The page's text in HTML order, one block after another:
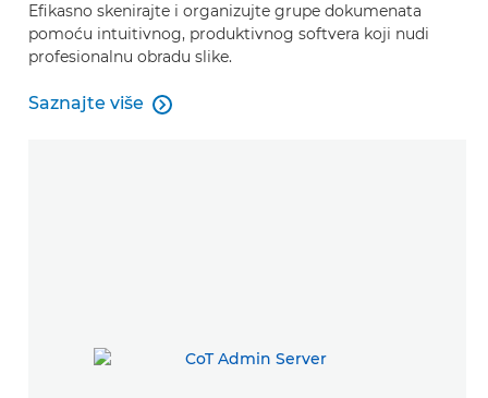
Efikasno skenirajte i organizujte grupe dokumenata
pomoću intuitivnog, produktivnog softvera koji nudi
profesionalnu obradu slike.
Saznajte više
Saznajte više
